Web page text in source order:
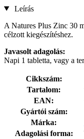
Leírás
A Natures Plus Zinc 30
célzott kiegészítéshez.
Javasolt adagolás:
Napi 1 tabletta, vagy a
Cikkszám:
Tartalom:
EAN:
Gyártói szám:
Márka:
Adagolási forma: